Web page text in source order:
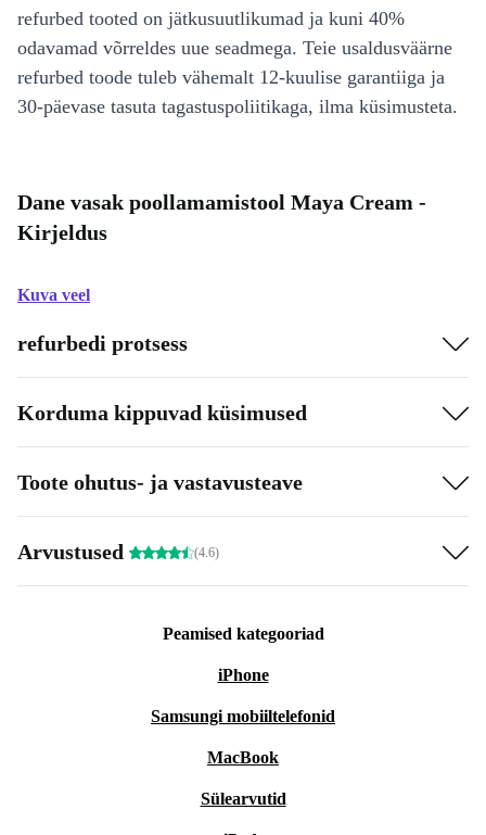
refurbed tooted on jätkusuutlikumad ja kuni 40%
odavamad võrreldes uue seadmega. Teie usaldusväärne
refurbed toode tuleb vähemalt 12-kuulise garantiiga ja
30-päevase tasuta tagastuspoliitikaga, ilma küsimusteta.
Dane vasak poollamamistool Maya Cream -
Kirjeldus
Kuva veel
refurbedi protsess
Korduma kippuvad küsimused
Toote ohutus- ja vastavusteave
Arvustused (4.6)
Peamised kategooriad
iPhone
Samsungi mobiiltelefonid
MacBook
Sülearvutid